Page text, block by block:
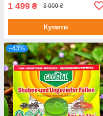
1 499 ₴ 3 000 ₴
Купити
–43%